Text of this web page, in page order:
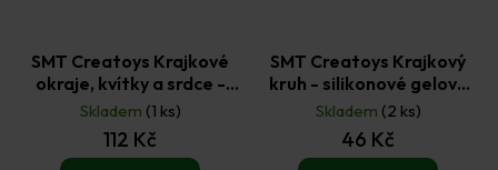
SMT Creatoys Krajkové
okraje, kvítky a srdce -
silikonová gelová razítka
10 ks
Skladem (1 ks)
112 Kč
SMT Creatoys Krajkový
kruh - silikonové gelové
razítko 1 ks
Skladem (2 ks)
46 Kč